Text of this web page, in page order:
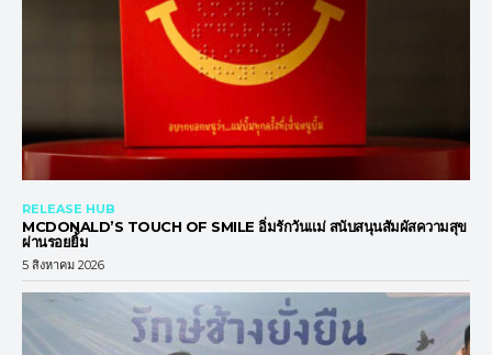
RELEASE HUB
MCDONALD’S TOUCH OF SMILE อิ่มรักวันแม่ สนับสนุนสัมผัสความสุข
ผ่านรอยยิ้ม
5 สิงหาคม 2026